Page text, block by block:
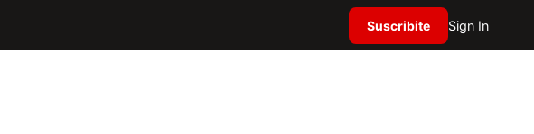
Suscribite Sign In